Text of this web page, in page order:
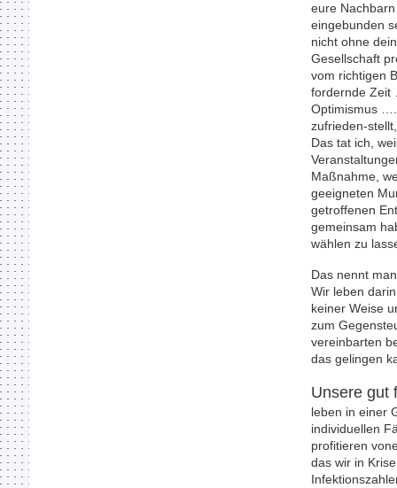
eure
eingebunden
nicht ohne
Gesellschaft
vom richtigen
fordernde Zeit
Optimismus
zufrieden-
Das tat ich,
Maßnahme,
geeigneten
getroffenen
gemeinsam
wählen zu
Das nennt
Wir leben
keiner Weise
zum
vereinbarten
das gelingen
Unsere gut
leben in einer
individuellen
profitieren
das wir in